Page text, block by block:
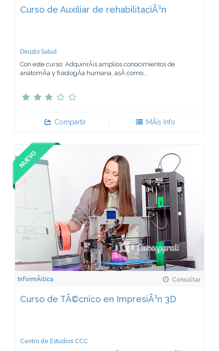
Curso de Auxiliar de rehabilitaciÃ³n
Deusto Salud
Con este curso: AdquirirÃ¡s amplios conocimientos de
anatomÃ­a y fisiologÃ­a humana, asÃ­ como...
Compartir MÃ¡s Info
InformÃ¡tica Consultar
Curso de TÃ©cnico en ImpresiÃ³n 3D
Centro de Estudios CCC